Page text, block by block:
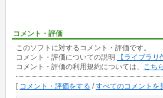
コメント・評価
このソフトに対するコメント・評価です。
コメント・評価についての説明
【ライブラリ
コメント・評価の利用規約については、
こちら
[ コメント・評価をする /すべてのコメントを